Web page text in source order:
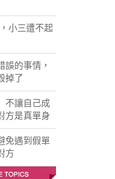
小三遭不起
誤的事情，
掉了
不讓自己成
方是真單身
免遇到假單
方